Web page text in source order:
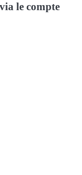
le compte